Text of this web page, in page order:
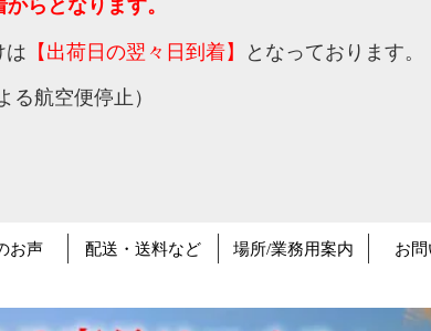
らとなります。
は 【出荷日の翌々日到着】
となっております。
航空便停止）
お声 配送・送料など 場所/業務用案内 お